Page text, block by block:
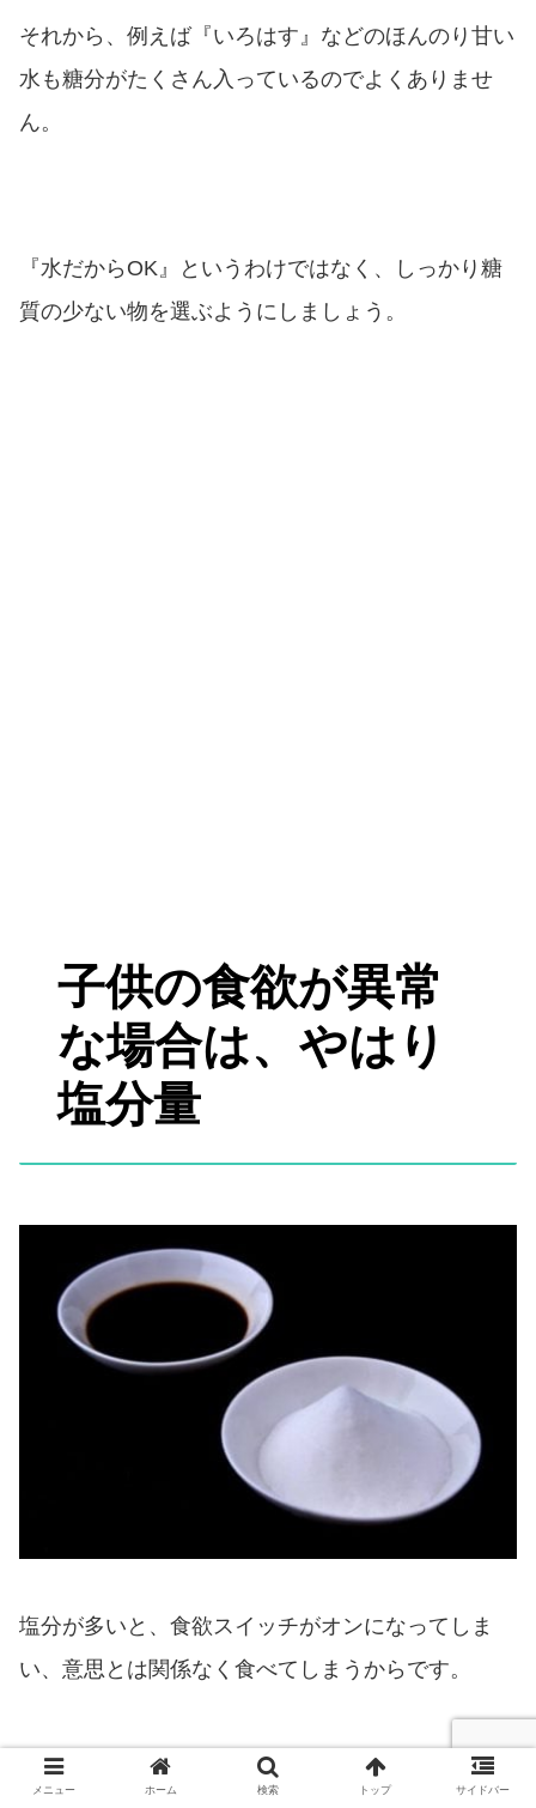
それから、例えば『いろはす』などのほんのり甘い
水も糖分がたくさん入っているのでよくありませ
ん。
『水だからOK』というわけではなく、しっかり糖
質の少ない物を選ぶようにしましょう。
子供の食欲が異常
な場合は、やはり
塩分量
塩分が多いと、食欲スイッチがオンになってしま
い、意思とは関係なく食べてしまうからです。
メニュー ホーム 検索 トップ サイドバー